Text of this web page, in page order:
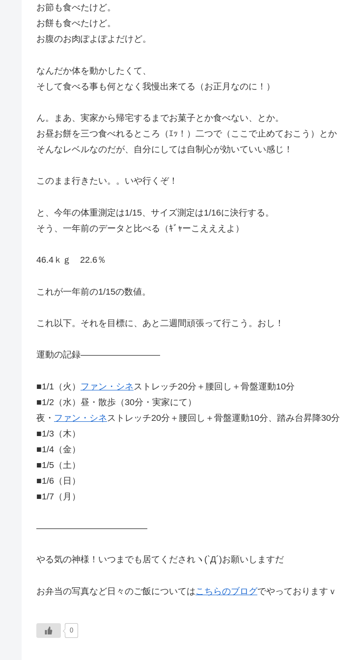
お節も食べたけど。
お餅も食べたけど。
お腹のお肉ぽよぽよだけど。
なんだか体を動かしたくて、
そして食べる事も何となく我慢出来てる（お正月なのに！）
ん。まあ、実家から帰宅するまでお菓子とか食べない、とか。
お昼お餅を三つ食べれるところ（ｴｯ！）二つで（ここで止めておこう）とか
そんなレベルなのだが、自分にしては自制心が効いていい感じ！
このまま行きたい。。いや行くぞ！
と、今年の体重測定は1/15、サイズ測定は1/16に決行する。
そう、一年前のデータと比べる（ｷﾞｬーこえええよ）
46.4ｋｇ 22.6％
これが一年前の1/15の数値。
これ以下。それを目標に、あと二週間頑張って行こう。おし！
運動の記録—————————
■1/1（火） ファン・シネ ストレッチ20分＋腰回し＋骨盤運動10分
■1/2（水）昼・散歩（30分・実家にて）
夜・ ファン・シネ ストレッチ20分＋腰回し＋骨盤運動10分、踏み台昇降30分
■1/3（木）
■1/4（金）
■1/5（土）
■1/6（日）
■1/7（月）
————————————–
やる気の神様！いつまでも居てくだされヽ(`Д´)お願いしますだ
お弁当の写真など日々のご飯についてはこちらのブログでやっておりますｖ
0